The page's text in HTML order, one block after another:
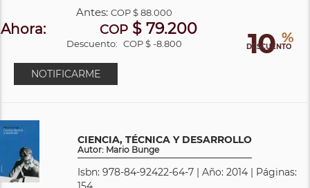
10 %
DESCUENTO
Antes: COP$ 88.000
Ahora: COP$ 79.200
Descuento: COP $ -8.800
NOTIFICARME
CIENCIA, TÉCNICA Y DESARROLLO
Autor: Mario Bunge
Isbn: 978-84-92422-64-7 | Año: 2014 | Páginas: